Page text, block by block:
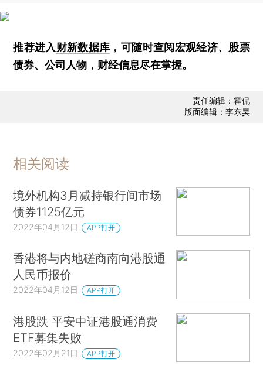
推荐进入财新数据库 ，可随时查阅宏观经济、股票
债券、公司人物，财经信息尽在掌握。
责任编辑：霍侃
版面编辑：李东昊
相关阅读
境外机构3月减持银行间市场
债券1125亿元
2022年04月12日 APP打开
香港将与内地磋商南向港股通
人民币报价
2022年04月12日 APP打开
港股跌 平安中证港股通消费
ETF募集失败
2022年02月21日 APP打开